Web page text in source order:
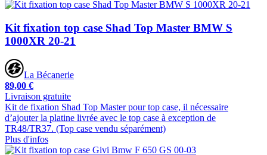
Kit fixation top case Shad Top Master BMW S
1000XR 20-21
La Bécanerie
89,00 €
Livraison gratuite
Kit de fixation Shad Top Master pour top case, il nécessaire
d’ajouter la platine livrée avec le top case à exception de
TR48/TR37. (Top case vendu séparément)
Plus d'infos